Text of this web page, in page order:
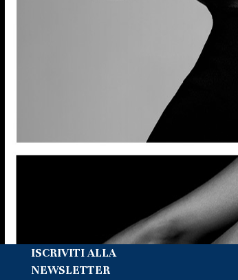
ISCRIVITI ALLA
NEWSLETTER